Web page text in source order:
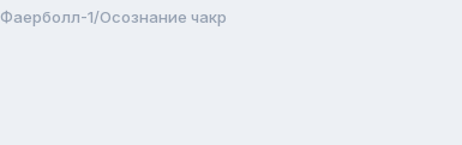
Фаерболл-1/Осознание чакр